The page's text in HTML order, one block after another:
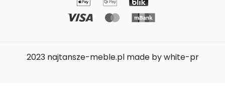
2023 najtansze-meble.pl made by white-pr